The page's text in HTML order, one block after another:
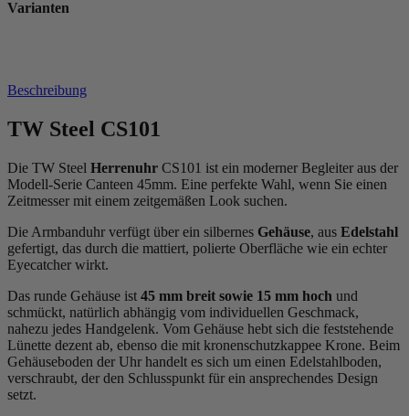
Varianten
Beschreibung
TW Steel CS101
Die TW Steel Herrenuhr CS101 ist ein moderner Begleiter aus der
Modell-Serie Canteen 45mm. Eine perfekte Wahl, wenn Sie einen
Zeitmesser mit einem zeitgemäßen Look suchen.
Die Armbanduhr verfügt über ein silbernes Gehäuse, aus Edelstahl
gefertigt, das durch die mattiert, polierte Oberfläche wie ein echter
Eyecatcher wirkt.
Das runde Gehäuse ist 45 mm breit sowie 15 mm hoch und
schmückt, natürlich abhängig vom individuellen Geschmack,
nahezu jedes Handgelenk. Vom Gehäuse hebt sich die feststehende
Lünette dezent ab, ebenso die mit kronenschutzkappee Krone. Beim
Gehäuseboden der Uhr handelt es sich um einen Edelstahlboden,
verschraubt, der den Schlusspunkt für ein ansprechendes Design
setzt.